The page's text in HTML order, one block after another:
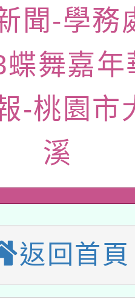
與教學軟
應申請許可
水利署委託
院辦理「
位及節水達
日(星期六
廟祈福系列
航」
園地景藝術
年度第2次
學行動站研
年度閱讀
專業研習
人工智慧
講師名單
聞-學務
舞嘉年
-桃園市
溪
返回首頁